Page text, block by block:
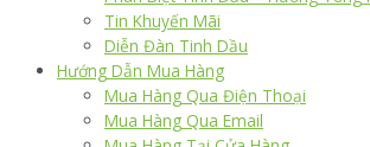
Tin Khuyến Mãi
Diễn Đàn Tinh Dầu
Hướng Dẫn Mua Hàng
Mua Hàng Qua Điện Thoại
Mua Hàng Qua Email